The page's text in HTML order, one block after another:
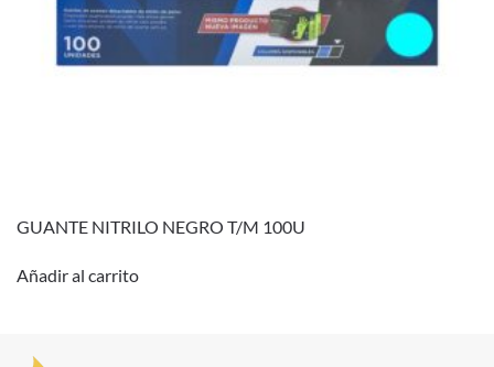
GUANTE NITRILO NEGRO T/M 100U
Añadir al carrito